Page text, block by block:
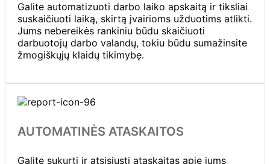
Galite automatizuoti darbo laiko apskaitą ir tiksliai
suskaičiuoti laiką, skirtą įvairioms užduotims atlikti.
Jums nebereikės rankiniu būdu skaičiuoti
darbuotojų darbo valandų, tokiu būdu sumažinsite
žmogiškųjų klaidų tikimybę.
AUTOMATINĖS ATASKAITOS
Galite sukurti ir atsisiųsti ataskaitas apie jums